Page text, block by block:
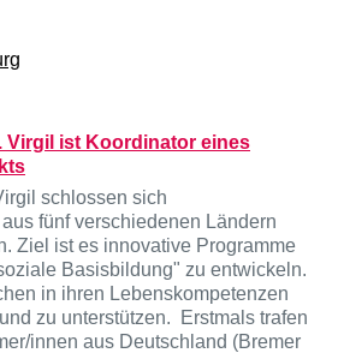
Virgil ist Koordinator eines
schlossen sich
fünf verschiedenen Ländern
Ziel ist es innovative Programme
Basisbildung" zu entwickeln.
in ihren Lebenskompetenzen
zu unterstützen. Erstmals trafen
innen aus Deutschland (Bremer